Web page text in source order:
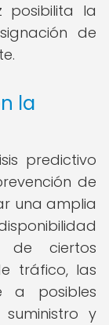
posibilita la
de
la
predictivo
de
una amplia
de ciertos
tráfico, las
a posibles
y